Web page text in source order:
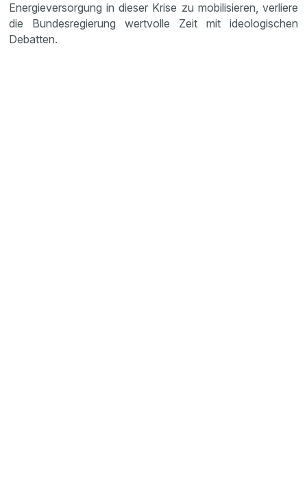
Energieversorgung in dieser Krise zu mobilisieren, verliere
die Bundesregierung wertvolle Zeit mit ideologischen
Debatten.